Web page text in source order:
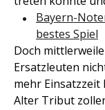
Bayern-
bestes Spiel
Doch
Ersatzleuten
mehr Einsatzzeit
Alter Tribut